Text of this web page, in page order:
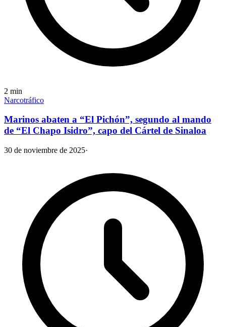
2 min
Narcotráfico
Marinos abaten a “El Pichón”, segundo al mando
de “El Chapo Isidro”, capo del Cártel de Sinaloa
30 de noviembre de 2025·